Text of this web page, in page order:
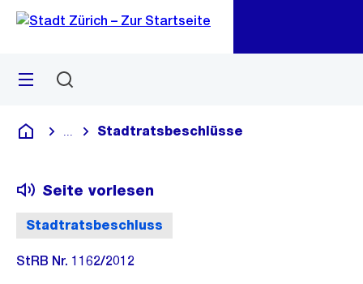
Navigation
Sprunglink
Menü
Deutsch
Blende alle Breadcrumbs ein
Stadtratsbeschlüsse
Stadtratsbeschluss
Seite vorlesen
StRB Nr. 1162/2012